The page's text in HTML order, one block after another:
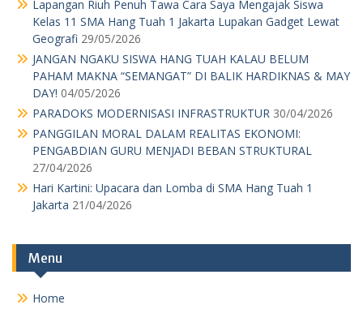
Lapangan Riuh Penuh Tawa Cara Saya Mengajak Siswa
Kelas 11 SMA Hang Tuah 1 Jakarta Lupakan Gadget Lewat
Geografi 29/05/2026
JANGAN NGAKU SISWA HANG TUAH KALAU BELUM
PAHAM MAKNA “SEMANGAT” DI BALIK HARDIKNAS & MAY
DAY! 04/05/2026
PARADOKS MODERNISASI INFRASTRUKTUR 30/04/2026
PANGGILAN MORAL DALAM REALITAS EKONOMI:
PENGABDIAN GURU MENJADI BEBAN STRUKTURAL
27/04/2026
Hari Kartini: Upacara dan Lomba di SMA Hang Tuah 1
Jakarta 21/04/2026
Menu
Home